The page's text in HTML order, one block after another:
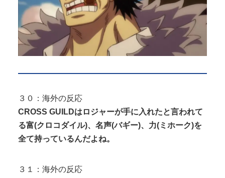
３０：海外の反応
CROSS GUILDはロジャーが手に入れたと言われて
る富(クロコダイル)、名声(バギー)、力(ミホーク)を
全て持っているんだよね。
３１：海外の反応